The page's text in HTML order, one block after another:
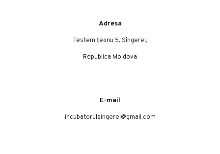
Adresa
Testemițeanu 5, Sîngerei,
Republica Moldova
E-mail
incubatorulsingerei@gmail.com